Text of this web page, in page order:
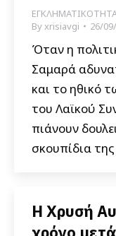
Byxrisiavgi 26/
Όταν η
Σαμαρά
και το ηθικό
του Λαϊκού
πιάνουν
σκουπίδια
Η Χρυσή